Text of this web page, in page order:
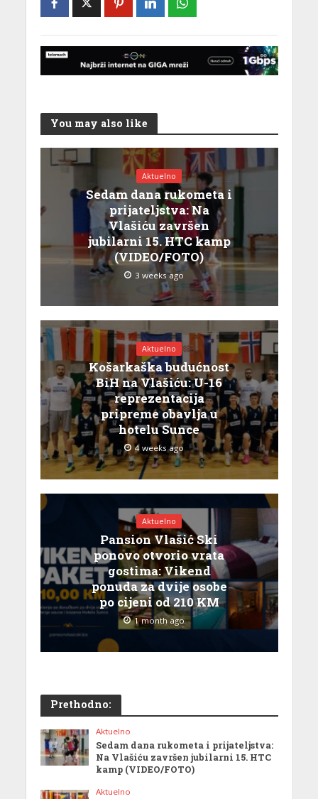
You may also like
Aktuelno
Sedam dana rukometa i
prijateljstva: Na
Vlašiću završen
jubilarni 15. HTC kamp
(VIDEO/FOTO)
3 weeks ago
Aktuelno
Košarkaška budućnost
BiH na Vlašiću: U-16
reprezentacija
pripreme obavlja u
hotelu Sunce
4 weeks ago
Aktuelno
Pansion Vlašić Ski
ponovo otvorio vrata
gostima: Vikend
ponuda za dvije osobe
po cijeni od 210 KM
1 month ago
Prethodno:
Aktuelno
Sedam dana rukometa i prijateljstva:
Na Vlašiću završen jubilarni 15. HTC
kamp (VIDEO/FOTO)
Aktuelno